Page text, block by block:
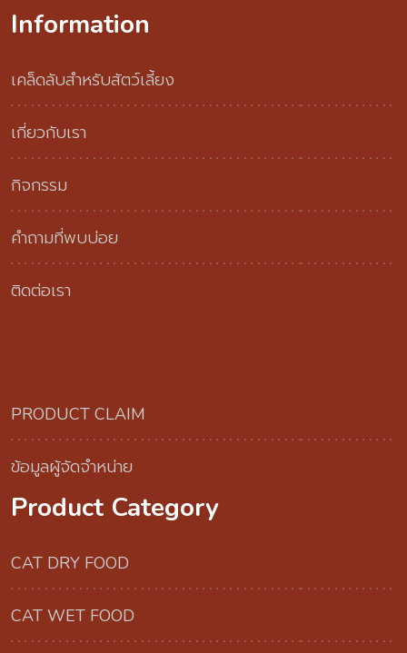
Information
เคล็ดลับสำหรับสัตว์เลี้ยง
เกี่ยวกับเรา
กิจกรรม
คำถามที่พบบ่อย
ติดต่อเรา
PRODUCT CLAIM
ข้อมูลผู้จัดจำหน่าย
Product Category
CAT DRY FOOD
CAT WET FOOD